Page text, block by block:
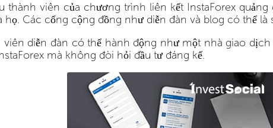
thành viên của chương trình liên kết InstaForex
Các cổng cộng đồng như diễn đàn và blog có thể
viên diễn đàn có thể hành động như một nhà giao
mà không đòi hỏi đầu tư đáng kể.